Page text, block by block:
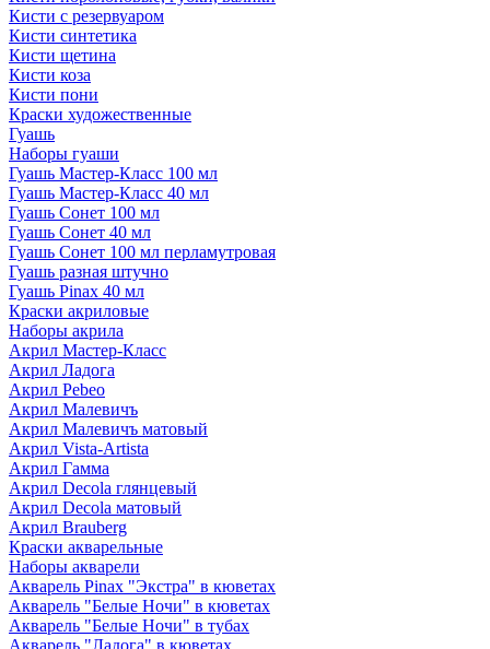
Кисти с резервуаром
Кисти синтетика
Кисти щетина
Кисти коза
Кисти пони
Краски художественные
Гуашь
Наборы гуаши
Гуашь Мастер-Класс 100 мл
Гуашь Мастер-Класс 40 мл
Гуашь Сонет 100 мл
Гуашь Сонет 40 мл
Гуашь Сонет 100 мл перламутровая
Гуашь разная штучно
Гуашь Pinax 40 мл
Краски акриловые
Наборы акрила
Акрил Мастер-Класс
Акрил Ладога
Акрил Pebeo
Акрил Малевичъ
Акрил Малевичъ матовый
Акрил Vista-Artista
Акрил Гамма
Акрил Decola глянцевый
Акрил Decola матовый
Акрил Brauberg
Краски акварельные
Наборы акварели
Акварель Pinax "Экстра" в кюветах
Акварель "Белые Ночи" в кюветах
Акварель "Белые Ночи" в тубах
Акварель "Ладога" в кюветах